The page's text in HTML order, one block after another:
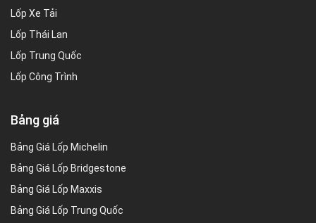
Lốp Xe Tải
Lốp Thái Lan
Lốp Trung Quốc
Lốp Công Trình
Bảng giá
Bảng Giá Lốp Michelin
Bảng Giá Lốp Bridgestone
Bảng Giá Lốp Maxxis
Bảng Giá Lốp Trung Quốc